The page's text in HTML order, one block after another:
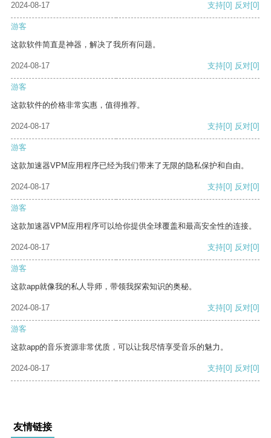
2024-08-17
支持[0] 反对[0]
游客
这款软件简直是神器，解决了我所有问题。
2024-08-17 支持[0] 反对[0]
游客
这款软件的价格非常实惠，值得推荐。
2024-08-17 支持[0] 反对[0]
游客
这款加速器VPM应用程序已经为我们带来了无限的隐私保护和自由。
2024-08-17 支持[0] 反对[0]
游客
这款加速器VPM应用程序可以给你提供全球覆盖和最高安全性的连接。
2024-08-17 支持[0] 反对[0]
游客
这款app就像我的私人导师，带领我探索知识的奥秘。
2024-08-17 支持[0] 反对[0]
游客
这款app的音乐资源非常优质，可以让我尽情享受音乐的魅力。
2024-08-17 支持[0] 反对[0]
友情链接